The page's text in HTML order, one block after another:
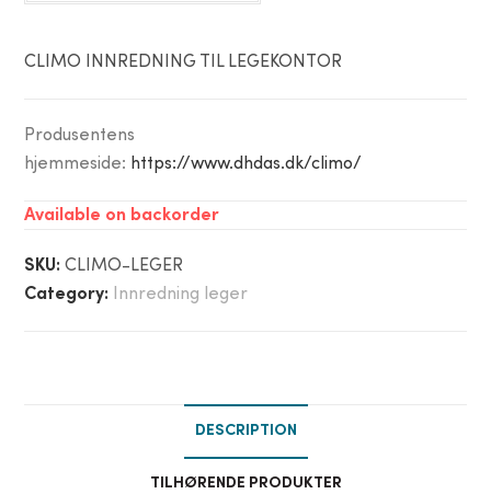
CLIMO INNREDNING TIL LEGEKONTOR
Produsentens
hjemmeside: https://www.dhdas.dk/climo/
Available on backorder
SKU:CLIMO-LEGER
Category: Innredning leger
DESCRIPTION
TILHØRENDE PRODUKTER